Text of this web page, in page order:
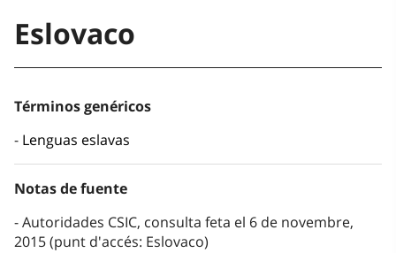
Eslovaco
Términos genéricos
Lenguas eslavas
Notas de fuente
Autoridades CSIC, consulta feta el 6 de novembre,
2015 (punt d'accés: Eslovaco)